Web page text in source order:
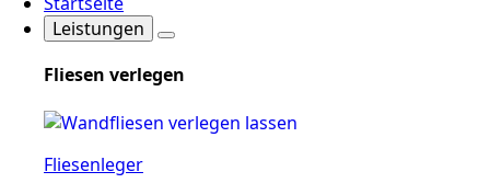
Leistungen
Fliesen verlegen
Fliesenleger